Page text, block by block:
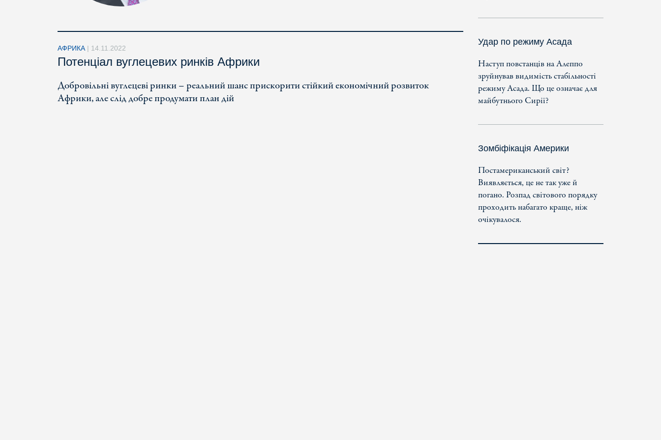
АФРИКА | 14.11.2022
Потенціал вуглецевих ринків Африки
Добровільні вуглецеві ринки – реальний шанс прискорити стійкий економічний розвиток
Африки, але слід добре продумати план дій
Удар по режиму Асада
Наступ повстанців на Алеппо
зруйнував видимість стабільності
режиму Асада. Що це означає для
майбутнього Сирії?
Зомбіфікація Америки
Постамериканський світ?
Виявляється, це не так уже й
погано. Розпад світового порядку
проходить набагато краще, ніж
очікувалося.